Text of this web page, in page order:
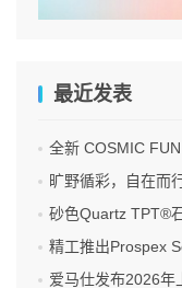
最近发表
全新 COSMIC
旷野循彩，自在而行
砂色Quartz TPT®石英
精工推出Prospex
爱马仕发布2026年